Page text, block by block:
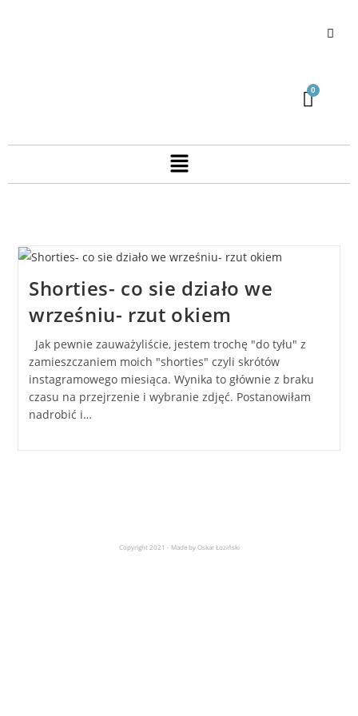
Shorties- co sie działo we
wrześniu- rzut okiem
Jak pewnie zauważyliście, jestem trochę "do tyłu" z
zamieszczaniem moich "shorties" czyli skrótów
instagramowego miesiąca. Wynika to głównie z braku
czasu na przejrzenie i wybranie zdjęć. Postanowiłam
nadrobić i…
Copyright 2021 - Made by Oskar Łoziński